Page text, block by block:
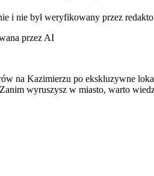
i nie był weryfikowany przez
przez AI
na Kazimierzu po ekskluzywne
wyruszysz w miasto, warto